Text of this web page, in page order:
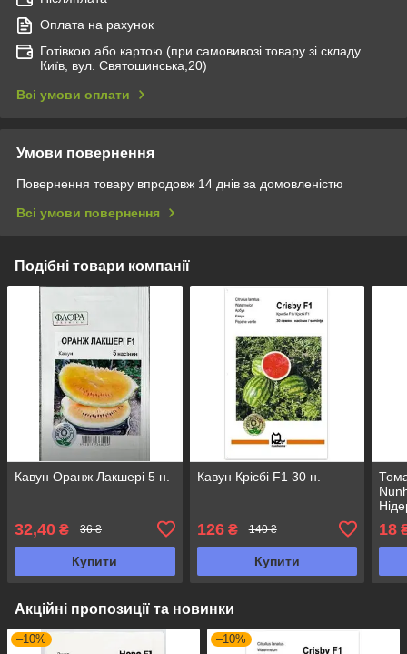
Оплата на рахунок
Готівкою або картою (при самовивозі товару зі складу
Київ, вул. Святошинська,20)
Всі умови оплати
Умови повернення
Повернення товару впродовж 14 днів за домовленістю
Всі умови повернення
Подібні товари компанії
Кавун Оранж Лакшері 5 н.
32,40 ₴ 36 ₴
Купити
Кавун Крісбі F1 30 н.
126₴ 140 ₴
Купити
18
Акційні пропозиції та новинки
–10% –10%